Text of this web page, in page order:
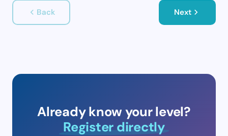
Back Next
Already know your level?
Register directly